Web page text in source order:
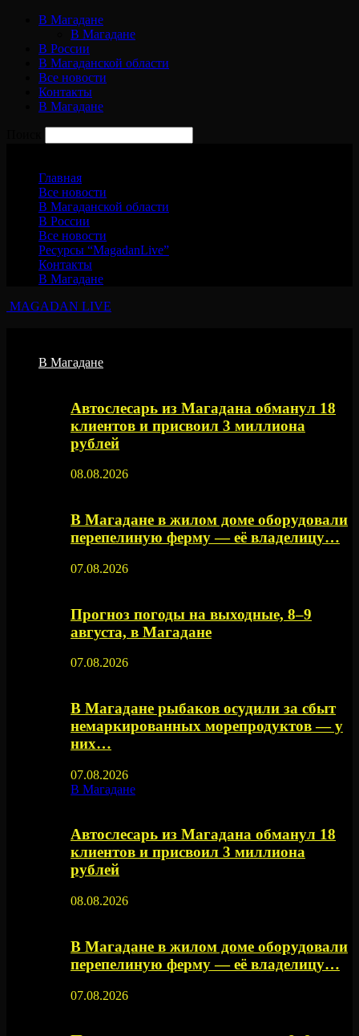
В Магадане
В Магадане
В России
В Магаданской области
Все новости
Контакты
В Магадане
Главная
Все новости
В Магаданской области
В России
Все новости
Ресурсы “MagadanLive”
Контакты
В Магадане
MAGADAN LIVE
В Магадане
Автослесарь из Магадана обманул 18
клиентов и присвоил 3 миллиона
рублей
08.08.2026
В Магадане в жилом доме оборудовали
перепелиную ферму — её владелицу…
07.08.2026
Прогноз погоды на выходные, 8–9
августа, в Магадане
07.08.2026
В Магадане рыбаков осудили за сбыт
немаркированных морепродуктов — у
них…
07.08.2026
В Магадане
Автослесарь из Магадана обманул 18
клиентов и присвоил 3 миллиона
рублей
08.08.2026
В Магадане в жилом доме оборудовали
перепелиную ферму — её владелицу…
07.08.2026